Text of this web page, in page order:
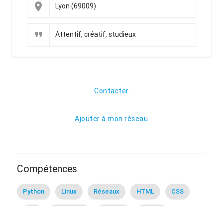
place Lyon (69009)
format_quote Attentif, créatif, studieux
Contacter
Ajouter à mon réseau
Compétences
Python Linux Réseaux HTML CSS